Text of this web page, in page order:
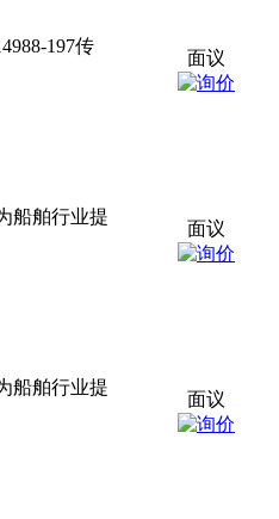
197传
面议
船舶行业提
面议
船舶行业提
面议